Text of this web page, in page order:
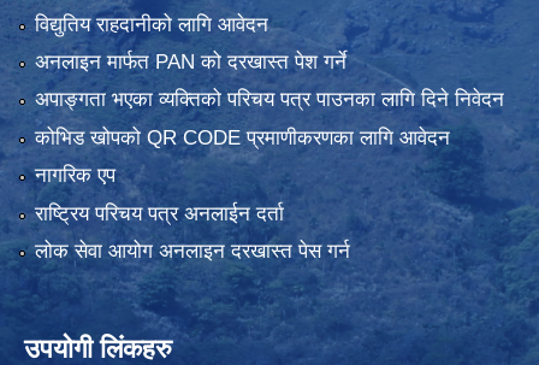
विद्युतिय राहदानीको लागि आवेदन
अनलाइन मार्फत PAN को दरखास्त पेश गर्ने
अपाङ्गता भएका व्यक्तिको परिचय पत्र पाउनका लागि दिने निवेदन
कोभिड खोपको QR CODE प्रमाणीकरणका लागि आवेदन
नागरिक एप
राष्ट्रिय परिचय पत्र अनलाईन दर्ता
लोक सेवा आयोग अनलाइन दरखास्त पेस गर्न
उपयोगी लिंकहरु